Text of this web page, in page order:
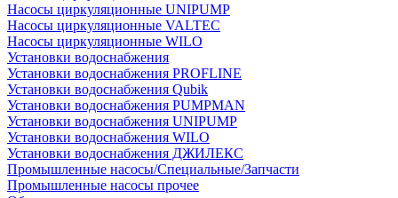
Насосы циркуляционные UNIPUMP
Насосы циркуляционные VALTEC
Насосы циркуляционные WILO
Установки водоснабжения
Установки водоснабжения PROFLINE
Установки водоснабжения Qubik
Установки водоснабжения PUMPMAN
Установки водоснабжения UNIPUMP
Установки водоснабжения WILO
Установки водоснабжения ДЖИЛЕКС
Промышленные насосы/Специальные/Запчасти
Промышленные насосы прочее